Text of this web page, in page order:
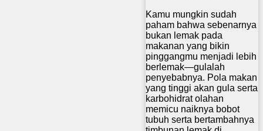
Kamu mungkin sudah
paham bahwa sebenarnya
bukan lemak pada
makanan yang bikin
pinggangmu menjadi lebih
berlemak—gulalah
penyebabnya. Pola makan
yang tinggi akan gula serta
karbohidrat olahan
memicu naiknya bobot
tubuh serta bertambahnya